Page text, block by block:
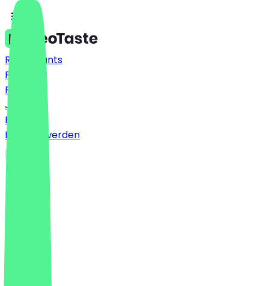
Restaurants
Preise
FAQ
Jobs
Blog
Partner werden